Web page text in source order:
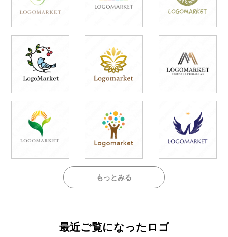
もっとみる
最近ご覧になったロゴ